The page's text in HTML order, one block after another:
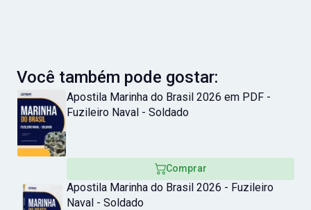
Você também pode gostar:
Apostila Marinha do Brasil 2026 em PDF -
Fuzileiro Naval - Soldado
Comprar
Apostila Marinha do Brasil 2026 - Fuzileiro
Naval - Soldado